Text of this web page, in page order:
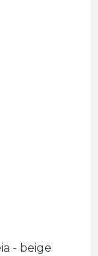
- beige